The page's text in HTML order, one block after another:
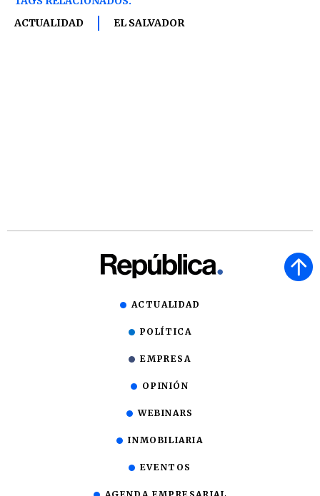
ACTUALIDAD
EL SALVADOR
ACTUALIDAD
POLÍTICA
EMPRESA
OPINIÓN
WEBINARS
INMOBILIARIA
EVENTOS